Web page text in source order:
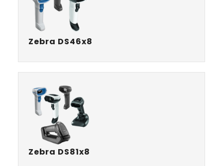
Zebra DS46x8
Zebra DS81x8